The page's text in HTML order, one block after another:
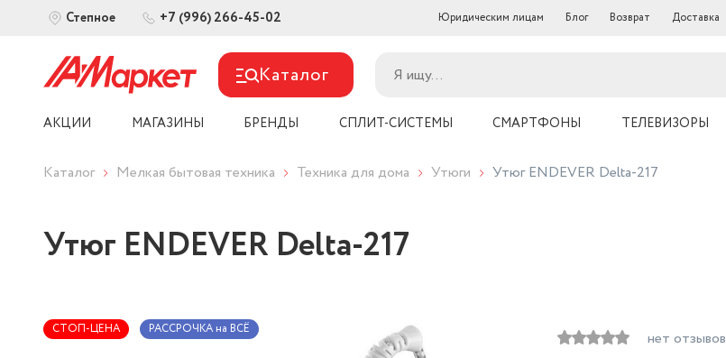
Степное +7 (996) 266-45-02 Юридическим лицам Блог Возврат Доставка
Каталог
АКЦИИ МАГАЗИНЫ БРЕНДЫ СПЛИТ-СИСТЕМЫ СМАРТФОНЫ ТЕЛЕВИЗОРЫ
Каталог Мелкая бытовая техника Техника для дома Утюги Утюг ENDEVER Delta-217
Утюг ENDEVER Delta-217
СТОП-ЦЕНА РАССРОЧКА на ВСЁ
нет отзывов